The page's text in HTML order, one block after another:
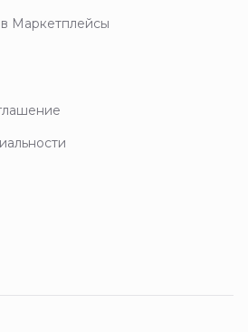
Маркетплейсы